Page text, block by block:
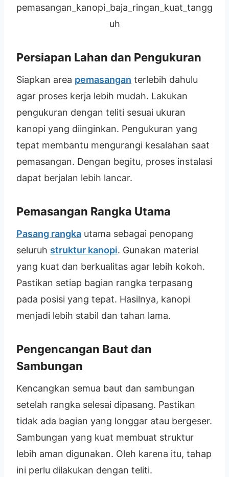
pemasangan_kanopi_baja_ringan_kuat_tangg
uh
Persiapan Lahan dan Pengukuran
Siapkan area pemasangan terlebih dahulu
agar proses kerja lebih mudah. Lakukan
pengukuran dengan teliti sesuai ukuran
kanopi yang diinginkan. Pengukuran yang
tepat membantu mengurangi kesalahan saat
pemasangan. Dengan begitu, proses instalasi
dapat berjalan lebih lancar.
Pemasangan Rangka Utama
Pasang rangka utama sebagai penopang
seluruh struktur kanopi. Gunakan material
yang kuat dan berkualitas agar lebih kokoh.
Pastikan setiap bagian rangka terpasang
pada posisi yang tepat. Hasilnya, kanopi
menjadi lebih stabil dan tahan lama.
Pengencangan Baut dan
Sambungan
Kencangkan semua baut dan sambungan
setelah rangka selesai dipasang. Pastikan
tidak ada bagian yang longgar atau bergeser.
Sambungan yang kuat membuat struktur
lebih aman digunakan. Oleh karena itu, tahap
ini perlu dilakukan dengan teliti.